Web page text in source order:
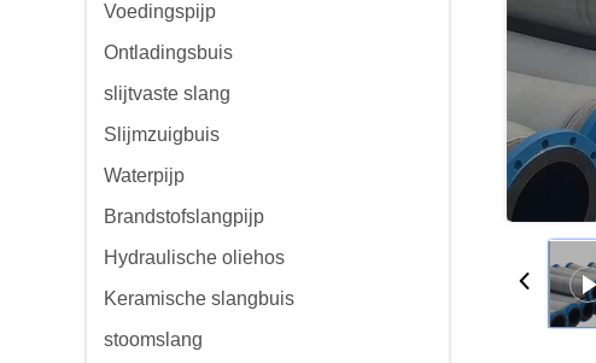
Voedingspijp
Ontladingsbuis
slijtvaste slang
Slijmzuigbuis
Waterpijp
Brandstofslangpijp
Hydraulische oliehos
Keramische slangbuis
stoomslang